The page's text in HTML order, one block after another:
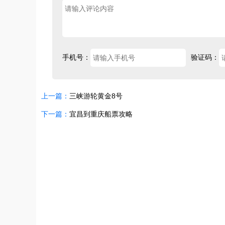
手机号： 验证码：
上一篇： 三峡游轮黄金8号
下一篇： 宜昌到重庆船票攻略